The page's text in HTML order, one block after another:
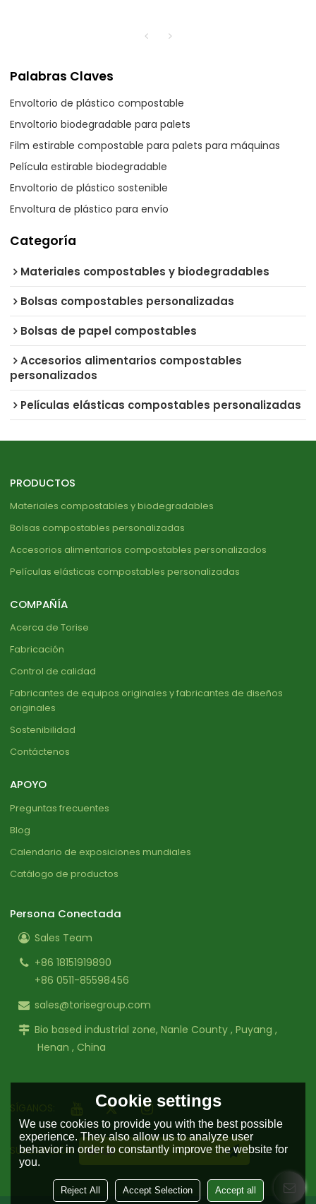
Palabras Claves
Envoltorio de plástico compostable
Envoltorio biodegradable para palets
Film estirable compostable para palets para máquinas
Película estirable biodegradable
Envoltorio de plástico sostenible
Envoltura de plástico para envío
Categoría
Materiales compostables y biodegradables
Bolsas compostables personalizadas
Bolsas de papel compostables
Accesorios alimentarios compostables
personalizados
Películas elásticas compostables personalizadas
PRODUCTOS
Materiales compostables y biodegradables
Bolsas compostables personalizadas
Accesorios alimentarios compostables personalizados
Películas elásticas compostables personalizadas
COMPAÑÍA
Acerca de Torise
Fabricación
Control de calidad
Fabricantes de equipos originales y fabricantes de diseños
originales
Sostenibilidad
Contáctenos
APOYO
Preguntas frecuentes
Blog
Calendario de exposiciones mundiales
Catálogo de productos
Persona Conectada
Sales Team
+86 18151919890
+86 0511-85598456
sales@torisegroup.com
Bio based industrial zone, Nanle County , Puyang ,
Henan , China
SUSCRIPCIÓN
Cookie settings
We use cookies to provide you with the best possible
experience. They also allow us to analyze user
behavior in order to constantly improve the website for
you.
Reject All Accept Selection Accept all